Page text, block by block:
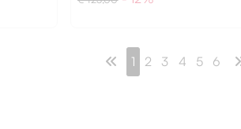
1 2 3 4 5 6